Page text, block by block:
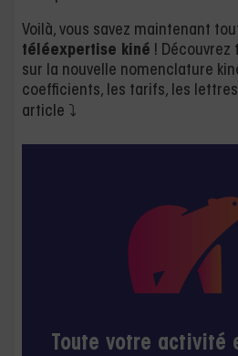
Voilà, vous savez maintenant
téléexpertise kiné ! Découvrez
sur la nouvelle nomenclature
coefficients, les tarifs, les
article ⤵️
Toute votre activité